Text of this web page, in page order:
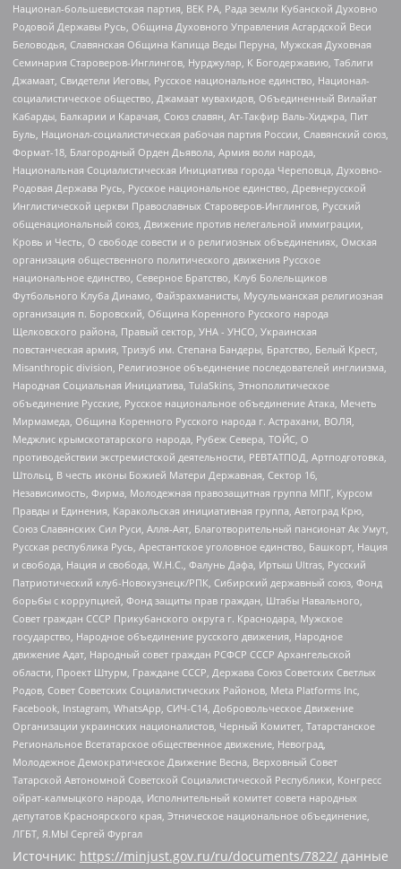
Национал-большевистская партия, ВЕК РА, Рада земли Кубанской Духовно
Родовой Державы Русь, Община Духовного Управления Асгардской Веси
Беловодья, Славянская Община Капища Веды Перуна, Мужская Духовная
Семинария Староверов-Инглингов, Нурджулар, К Богодержавию, Таблиги
Джамаат, Свидетели Иеговы, Русское национальное единство, Национал-
социалистическое общество, Джамаат мувахидов, Объединенный Вилайат
Кабарды, Балкарии и Карачая, Союз славян, Ат-Такфир Валь-Хиджра, Пит
Буль, Национал-социалистическая рабочая партия России, Славянский союз,
Формат-18, Благородный Орден Дьявола, Армия воли народа,
Национальная Социалистическая Инициатива города Череповца, Духовно-
Родовая Держава Русь, Русское национальное единство, Древнерусской
Инглистической церкви Православных Староверов-Инглингов, Русский
общенациональный союз, Движение против нелегальной иммиграции,
Кровь и Честь, О свободе совести и о религиозных объединениях, Омская
организация общественного политического движения Русское
национальное единство, Северное Братство, Клуб Болельщиков
Футбольного Клуба Динамо, Файзрахманисты, Мусульманская религиозная
организация п. Боровский, Община Коренного Русского народа
Щелковского района, Правый сектор, УНА - УНСО, Украинская
повстанческая армия, Тризуб им. Степана Бандеры, Братство, Белый Крест,
Misanthropic division, Религиозное объединение последователей инглиизма,
Народная Социальная Инициатива, TulaSkins, Этнополитическое
объединение Русские, Русское национальное объединение Атака, Мечеть
Мирмамеда, Община Коренного Русского народа г. Астрахани, ВОЛЯ,
Меджлис крымскотатарского народа, Рубеж Севера, ТОЙС, О
противодействии экстремистской деятельности, РЕВТАТПОД, Артподготовка,
Штольц, В честь иконы Божией Матери Державная, Сектор 16,
Независимость, Фирма, Молодежная правозащитная группа МПГ, Курсом
Правды и Единения, Каракольская инициативная группа, Автоград Крю,
Союз Славянских Сил Руси, Алля-Аят, Благотворительный пансионат Ак Умут,
Русская республика Русь, Арестантское уголовное единство, Башкорт, Нация
и свобода, Нация и свобода, W.H.С., Фалунь Дафа, Иртыш Ultras, Русский
Патриотический клуб-Новокузнецк/РПК, Сибирский державный союз, Фонд
борьбы с коррупцией, Фонд защиты прав граждан, Штабы Навального,
Совет граждан СССР Прикубанского округа г. Краснодара, Мужское
государство, Народное объединение русского движения, Народное
движение Адат, Народный совет граждан РСФСР СССР Архангельской
области, Проект Штурм, Граждане СССР, Держава Союз Советских Светлых
Родов, Совет Советских Социалистических Районов, Meta Platforms Inc,
Facebook, Instagram, WhatsApp, СИЧ-С14, Добровольческое Движение
Организации украинских националистов, Черный Комитет, Татарстанское
Региональное Всетатарское общественное движение, Невоград,
Молодежное Демократическое Движение Весна, Верховный Совет
Татарской Автономной Советской Социалистической Республики, Конгресс
ойрат-калмыцкого народа, Исполнительный комитет совета народных
депутатов Красноярского края, Этническое национальное объединение,
ЛГБТ, Я.МЫ Сергей Фургал
Источник: https://minjust.gov.ru/ru/documents/7822/ данные